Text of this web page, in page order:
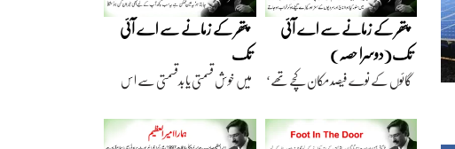
پتھر کے زمانے سے اے آئی
تک(دوسرا حصہ)
گائوں کے نوے فیصد مکان کچے تھے‘
پتھر کے زمانے سے اے آئی
تک
میں خوش قسمتی یا بدقسمتی سے اس